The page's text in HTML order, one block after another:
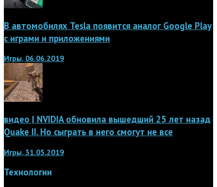
В автомобилях Tesla появится аналог Google Play
с играми и приложениями
Игры, 06.06.2019
видео | NVIDIA обновила вышедший 25 лет назад
Quake II. Но сыграть в него смогут не все
Игры, 31.05.2019
Технологии